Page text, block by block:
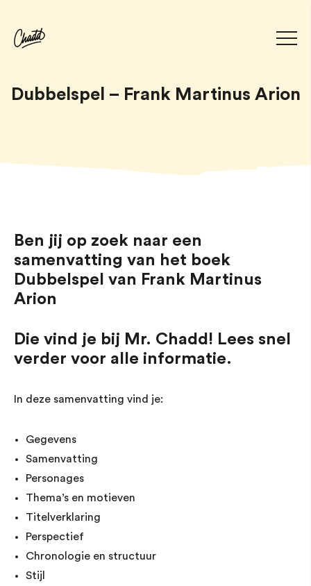
Dubbelspel – Frank Martinus Arion
Ben jij op zoek naar een
samenvatting van het boek
Dubbelspel van Frank Martinus
Arion
Die vind je bij Mr. Chadd! Lees snel
verder voor alle informatie.
In deze samenvatting vind je:
Gegevens
Samenvatting
Personages
Thema’s en motieven
Titelverklaring
Perspectief
Chronologie en structuur
Stijl